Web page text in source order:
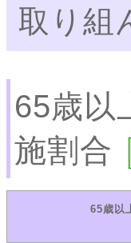
取り組
65歳以
施割合
65歳以